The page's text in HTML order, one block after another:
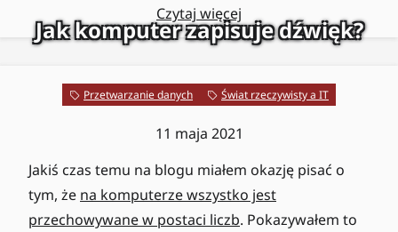
Czytaj więcej
Jak komputer zapisuje dźwięk?
Przetwarzanie danych Świat rzeczywisty a IT
11 maja 2021
Jakiś czas temu na blogu miałem okazję pisać o
tym, że na komputerze wszystko jest
przechowywane w postaci liczb. Pokazywałem to